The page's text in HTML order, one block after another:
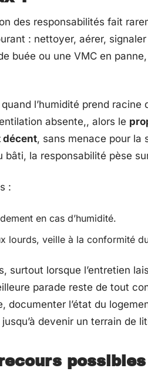
des responsabilités fait
: nettoyer, aérer,
buée ou une VMC en panne,
l’humidité prend racine
absente,, alors le
décent, sans menace pour la
bâti, la responsabilité pèse
:
en cas d’humidité.
lourds, veille à la conformité
surtout lorsque l’entretien
parade reste de tout
l’état du
devenir un terrain de